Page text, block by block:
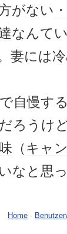
がない
なんて
妻には
で自慢す
ろうけ
（キャ
なと思
Home -